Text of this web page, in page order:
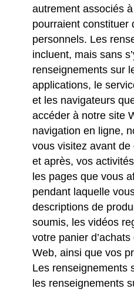
autrement associés
pourraient constituer
personnels. Les
incluent, mais sans
renseignements sur
applications, le
et les navigateurs
accéder à notre site
navigation en ligne,
vous visitez avant
et après, vos
les pages que vous
pendant laquelle
descriptions de
soumis, les vidéos
votre panier
Web, ainsi que vos
Les renseignements
les renseignements